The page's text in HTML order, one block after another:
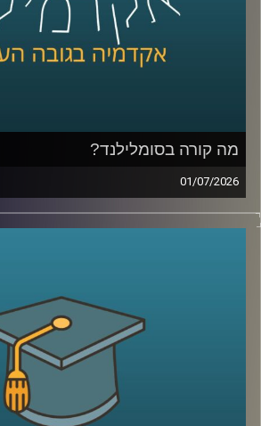
פריצות דרך הן באמת עניין של גאונות
צורת חשיבה, ואולי אפילו שיטה, שמגדילה
שאלות גדולות, לערער על הנחות יסוד
בפרק הזה נדבר על הדרך שבה נולדות
יכול ללמוד מהייטק, על ההבדל בין
מבוססת, ועל השאלה האם אפשר ללמד
שמובילה לפריצות דרך
קרדיט תמונות:AudioVersity
מה קורה בסומלילנד?
01/07/2026
יש בעולם מדינה עם כ-6
דרכונים ובחירות דמוקרטיות. היא יציבה
היום אנחנו יוצאים להכיר את סומלילנד,
מעולם לא שמעו עליה, אבל ייתכן
לשחקנית משמעותית בזירה הגיאופוליטית.
כדי להבין איך נראים החיים במדינה שלא
המעצמות הגדולות מתחילות להתעניין